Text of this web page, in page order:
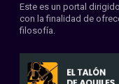
Convenios
Este es un portal
con la finalidad de
filosofía.